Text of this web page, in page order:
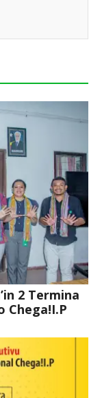
2 Termina
Chega!I.P